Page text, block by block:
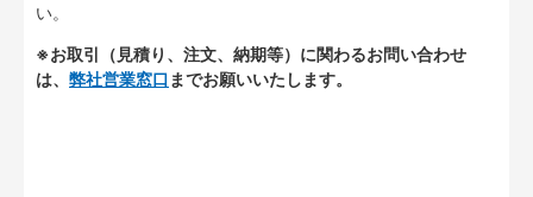
い。
※お取引（見積り、注文、納期等）に関わるお問い合わせ
は、 弊社営業窓口 までお願いいたします。